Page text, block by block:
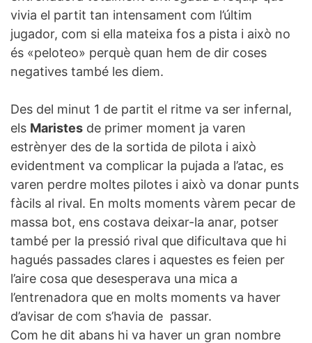
vivia el partit tan intensament com l’últim
jugador, com si ella mateixa fos a pista i això no
és «peloteo» perquè quan hem de dir coses
negatives també les diem.
Des del minut 1 de partit el ritme va ser infernal,
els Maristes de primer moment ja varen
estrènyer des de la sortida de pilota i això
evidentment va complicar la pujada a l’atac, es
varen perdre moltes pilotes i això va donar punts
fàcils al rival. En molts moments vàrem pecar de
massa bot, ens costava deixar-la anar, potser
també per la pressió rival que dificultava que hi
hagués passades clares i aquestes es feien per
l’aire cosa que desesperava una mica a
l’entrenadora que en molts moments va haver
d’avisar de com s’havia de passar.
Com he dit abans hi va haver un gran nombre